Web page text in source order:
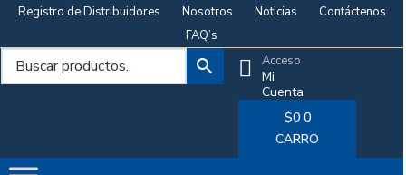
Registro de Distribuidores Nosotros Noticias
Contáctenos
FAQ’s
Acceso
Mi
Cuenta
$0 0
CARRO